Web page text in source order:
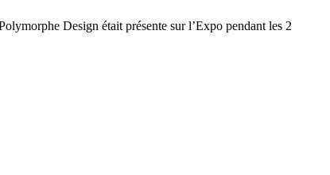
Design était présente sur l’Expo pendant les 2